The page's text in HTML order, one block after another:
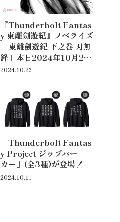
『Thunderbolt Fantas
y 東離劍遊紀』ノベライズ
「東離劍遊紀 下之巻 刃無
鋒」本日2024年10月22
日(火)発売！
2024.10.22
「Thunderbolt Fantas
y Project ジップパー
カー」(全3種)が登場！
2024.10.11